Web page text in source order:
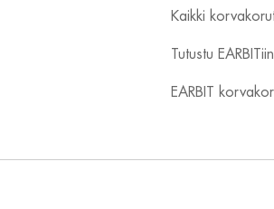
Kaikki
Tutustu
EARBIT